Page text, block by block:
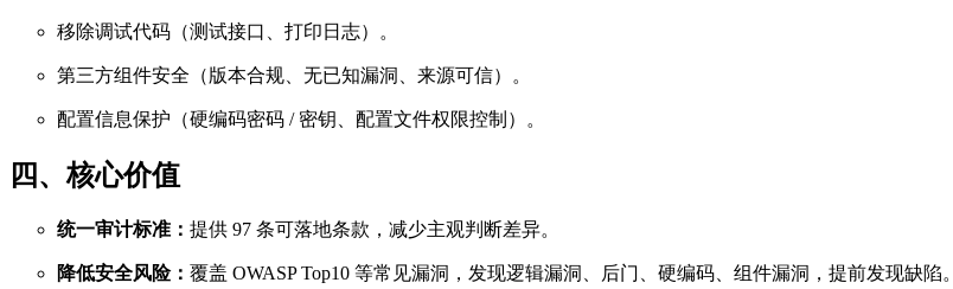
移除调试代码（测试接口、打印日志）。
第三方组件安全（版本合规、无已知漏洞、来源可信）。
配置信息保护（硬编码密码 / 密钥、配置文件权限控制）。
四、核心价值
统一审计标准： 提供 97 条可落地条款，减少主观判断差异。
降低安全风险： 覆盖 OWASP Top10 等常见漏洞，发现逻辑漏洞、后门、硬编码、组件漏洞，提前发现缺陷。